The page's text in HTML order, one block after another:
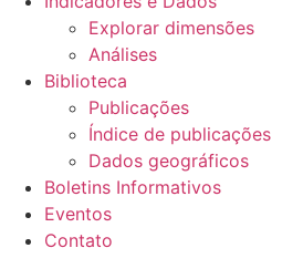
Explorar dimensões
Análises
Biblioteca
Publicações
Índice de publicações
Dados geográficos
Boletins Informativos
Eventos
Contato